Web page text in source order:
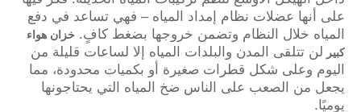
على أنها عضلات نظام إمداد المياه – فهي تساعد في دفع
المياه خلال النظام وتضمن خروجها بضغط كافٍ. خزان هواء
كبير لن تتلقى المدن والبلدات المياه إلا لساعات قليلة من
اليوم وعلى شكل قطرات صغيرة أو بكميات محدودة، مما
يجعل من الصعب على الناس ضخ المياه التي يحتاجونها
يوميًا.